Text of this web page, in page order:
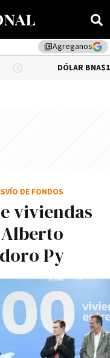
library_addAgreganos
DÓLAR BNA $1,520.00
viviendas
Py
DE FONDOS